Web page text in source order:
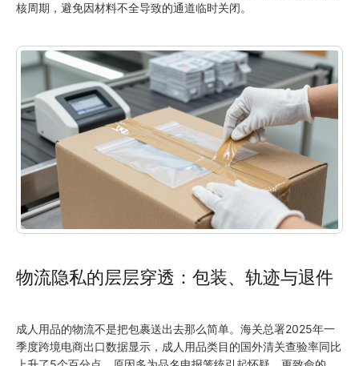
核周期，避免因材料不全导致的通道临时关闭。
物流隐私的层层穿透：包装、轨迹与退件
成人用品的物流不是把包裹送出去那么简单。海关总署2025年一
季度跨境电商出口数据显示，成人用品类目的国外清关查验率同比